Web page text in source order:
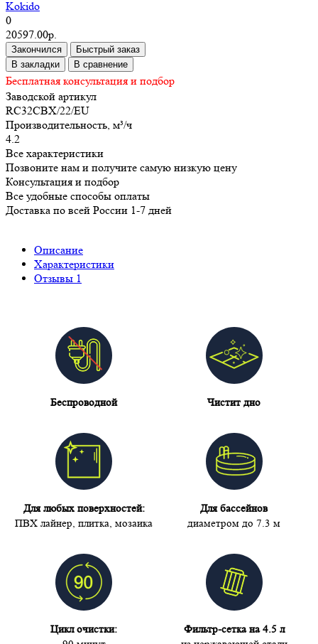
Kokido
0
20597.00р.
Закончился
Быстрый заказ
В закладки
В сравнение
Бесплатная консультация и подбор
Заводской артикул
RC32CBX/22/EU
Производительность, м³/ч
4.2
Все характеристики
Позвоните нам и получите самую низкую цену
Консультация и подбор
Все удобные способы оплаты
Доставка по всей России 1-7 дней
Описание
Характеристики
Отзывы 1
Беспроводной Чистит дно
Для любых поверхностей:
ПВХ лайнер, плитка, мозаика
Для бассейнов
диаметром до 7.3 м
Цикл очистки:
Фильтр-сетка на 4.5 л